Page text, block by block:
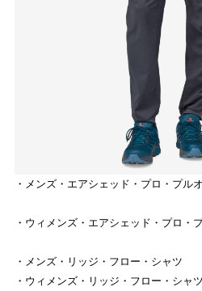
ストライトラボ熊本店独自の最新
ストライトラボ熊本店独自の 商品
STAFFBLOG
ストライトラボ熊本店のスタッフ
SHOP
・メンズ・エアシェッド・プロ・プル
・ウィメンズ・エアシェッド・プロ・
・メンズ・リッジ・フロー・シャツ
・ウィメンズ・リッジ・フロー・シャツ